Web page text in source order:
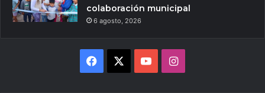
colaboración municipal
6 agosto, 2026
Facebook YouTubeInstagram